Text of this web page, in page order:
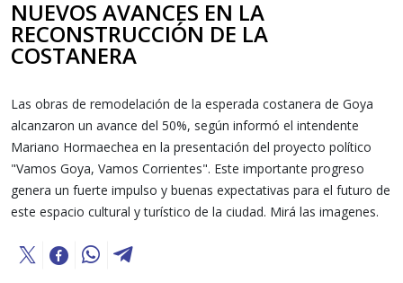
NUEVOS AVANCES EN LA
RECONSTRUCCIÓN DE LA
COSTANERA
Las obras de remodelación de la esperada costanera de Goya
alcanzaron un avance del 50%, según informó el intendente
Mariano Hormaechea en la presentación del proyecto político
"Vamos Goya, Vamos Corrientes". Este importante progreso
genera un fuerte impulso y buenas expectativas para el futuro de
este espacio cultural y turístico de la ciudad. Mirá las imagenes.